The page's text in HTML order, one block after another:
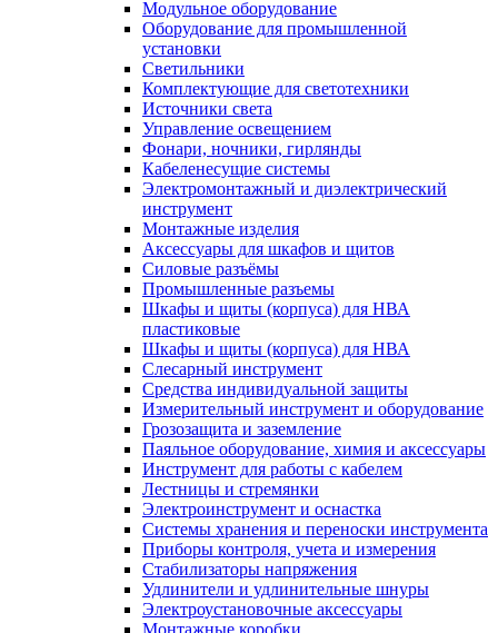
Модульное оборудование
Оборудование для промышленной
установки
Светильники
Комплектующие для светотехники
Источники света
Управление освещением
Фонари, ночники, гирлянды
Кабеленесущие системы
Электромонтажный и диэлектрический
инструмент
Монтажные изделия
Аксессуары для шкафов и щитов
Силовые разъёмы
Промышленные разъемы
Шкафы и щиты (корпуса) для НВА
пластиковые
Шкафы и щиты (корпуса) для НВА
Слесарный инструмент
Средства индивидуальной защиты
Измерительный инструмент и оборудование
Грозозащита и заземление
Паяльное оборудование, химия и аксессуары
Инструмент для работы с кабелем
Лестницы и стремянки
Электроинструмент и оснастка
Системы хранения и переноски инструмента
Приборы контроля, учета и измерения
Стабилизаторы напряжения
Удлинители и удлинительные шнуры
Электроустановочные аксессуары
Монтажные коробки